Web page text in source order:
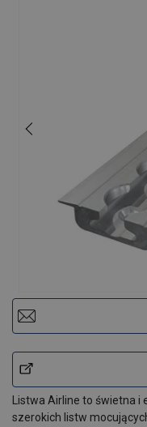
Listwa Airline to świetna
szerokich listw